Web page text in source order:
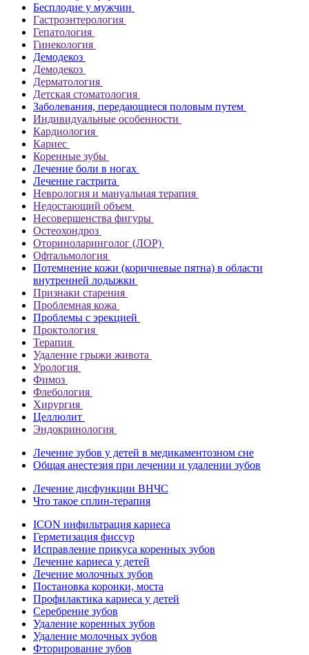
Бесплодие у мужчин
Гастроэнтерология
Гепатология
Гинекология
Демодекоз
Демодекоз
Дерматология
Детская стоматология
Заболевания, передающиеся половым путем
Индивидуальные особенности
Кардиология
Кариес
Коренные зубы
Лечение боли в ногах
Лечение гастрита
Неврология и мануальная терапия
Недостающий объем
Несовершенства фигуры
Остеохондроз
Оториноларинголог (ЛОР)
Офтальмология
Потемнение кожи (коричневые пятна) в области
внутренней лодыжки
Признаки старения
Проблемная кожа
Проблемы с эрекцией
Проктология
Терапия
Удаление грыжи живота
Урология
Фимоз
Флебология
Хирургия
Целлюлит
Эндокринология
Лечение зубов у детей в медикаментозном сне
Общая анестезия при лечении и удалении зубов
Лечение дисфункции ВНЧС
Что такое сплин-терапия
ICON инфильтрация кариеса
Герметизация фиссур
Исправление прикуса коренных зубов
Лечение кариеса у детей
Лечение молочных зубов
Постановка коронки, моста
Профилактика кариеса у детей
Серебрение зубов
Удаление коренных зубов
Удаление молочных зубов
Фторирование зубов